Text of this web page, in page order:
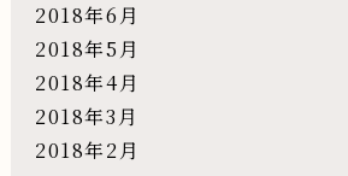
2018年6月
2018年5月
2018年4月
2018年3月
2018年2月